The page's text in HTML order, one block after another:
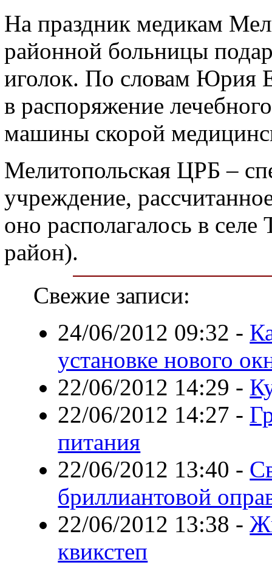
На праздник медикам
районной больницы
иголок. По словам Юрия
в распоряжение
машины скорой
Мелитопольская ЦРБ –
учреждение,
оно располагалось в
район).
Свежие записи:
24/06/2012 09:32 -
установке нового
22/06/2012 14:29 -
22/06/2012 14:27 -
питания
22/06/2012 13:40 -
бриллиантовой
22/06/2012 13:38 -
квикстеп